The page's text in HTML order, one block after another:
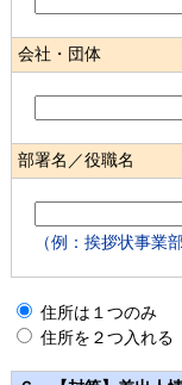
会社・団体
部署名／役職名
（例：挨拶状事業
住所は１つのみ
住所を２つ入れる